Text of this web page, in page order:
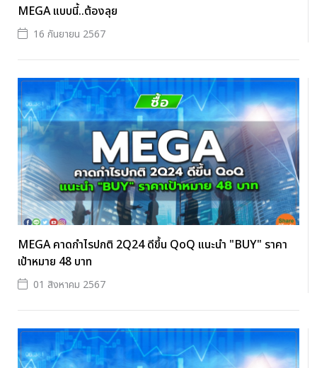
MEGA แบบนี้..ต้องลุย
16 กันยายน 2567
MEGA คาดกำไรปกติ 2Q24 ดีขึ้น QoQ แนะนำ "BUY" ราคา
เป้าหมาย 48 บาท
01 สิงหาคม 2567